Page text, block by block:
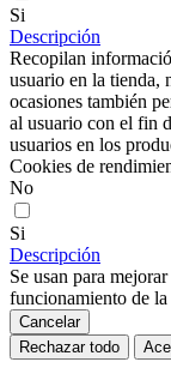
Si
Descripción
Recopilan
usuario en la tienda,
ocasiones también
al usuario con el fin
usuarios en los
Cookies de
No
Si
Descripción
Se usan para
funcionamiento de la
Cancelar
Rechazar todo